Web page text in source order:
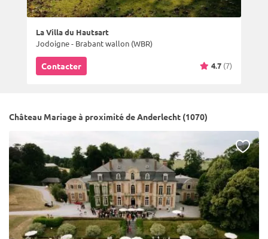
La Villa du Hautsart
Jodoigne - Brabant wallon (WBR)
Contacter 4.7 (7)
Château Mariage à proximité de Anderlecht (1070)